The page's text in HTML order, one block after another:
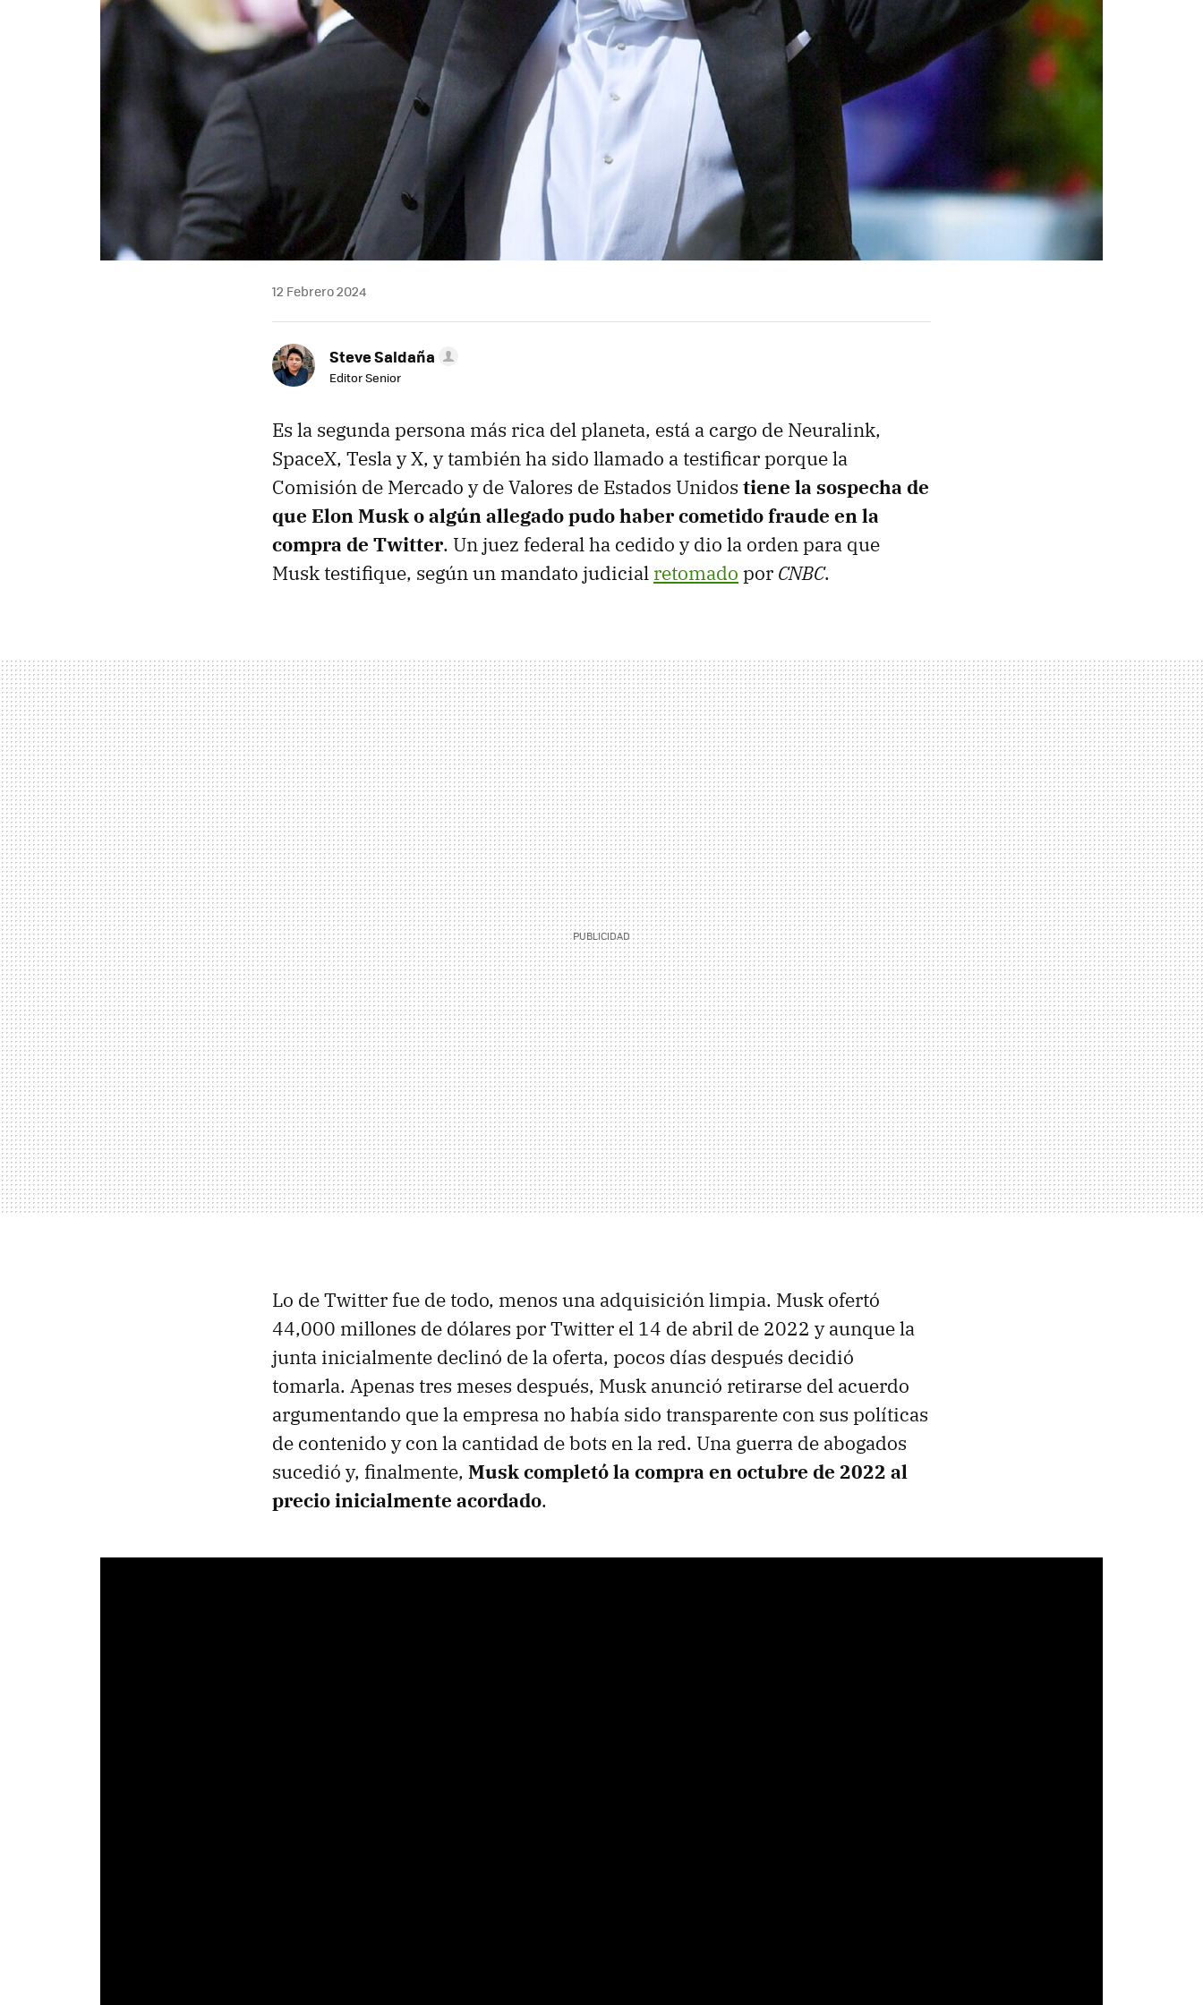
12 Febrero 2024
Steve Saldaña
Editor Senior
Es la segunda persona más rica del planeta, está a cargo de Neuralink,
SpaceX, Tesla y X, y también ha sido llamado a testificar porque la
Comisión de Mercado y de Valores de Estados Unidos tiene la sospecha de
que Elon Musk o algún allegado pudo haber cometido fraude en la
compra de Twitter. Un juez federal ha cedido y dio la orden para que
Musk testifique, según un mandato judicial retomado por CNBC.
Lo de Twitter fue de todo, menos una adquisición limpia. Musk ofertó
44,000 millones de dólares por Twitter el 14 de abril de 2022 y aunque la
junta inicialmente declinó de la oferta, pocos días después decidió
tomarla. Apenas tres meses después, Musk anunció retirarse del acuerdo
argumentando que la empresa no había sido transparente con sus políticas
de contenido y con la cantidad de bots en la red. Una guerra de abogados
sucedió y, finalmente, Musk completó la compra en octubre de 2022 al
precio inicialmente acordado.